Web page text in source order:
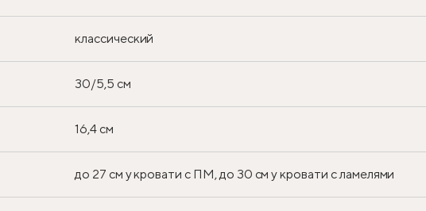
классический
30/5,5 см
16,4 см
до 27 см у кровати с ПМ, до 30 см у кровати с ламелями